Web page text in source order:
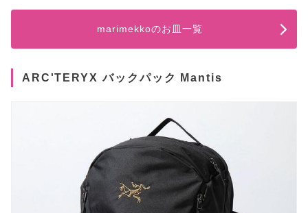
marimekkoのお皿一覧
ARC'TERYX バックパック Mantis